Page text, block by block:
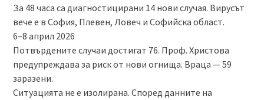
За 48 часа са диагностицирани 14 нови случая. Вирусът
вече е в София, Плевен, Ловеч и Софийска област.
6–8 април 2026
Потвърдените случаи достигат 76. Проф. Христова
предупреждава за риск от нови огнища. Враца — 59
заразени.
Ситуацията не е изолирана. Според данните на